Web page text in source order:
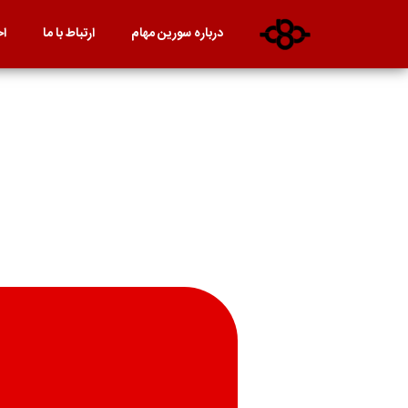
درباره سورین مهام ارتباط با ما